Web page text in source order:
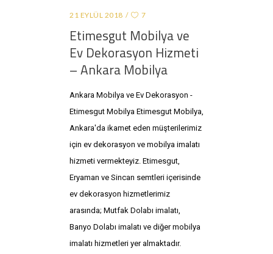
21 EYLÜL 2018 7
Etimesgut Mobilya ve
Ev Dekorasyon Hizmeti
– Ankara Mobilya
Ankara Mobilya ve Ev Dekorasyon -
Etimesgut Mobilya Etimesgut Mobilya,
Ankara'da ikamet eden müşterilerimiz
için ev dekorasyon ve mobilya imalatı
hizmeti vermekteyiz. Etimesgut,
Eryaman ve Sincan semtleri içerisinde
ev dekorasyon hizmetlerimiz
arasında; Mutfak Dolabı imalatı,
Banyo Dolabı imalatı ve diğer mobilya
imalatı hizmetleri yer almaktadır.